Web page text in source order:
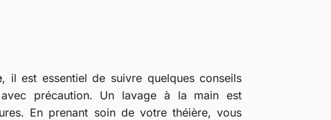
, il est essentiel de suivre quelques conseils
précaution. Un lavage à la main est
En prenant soin de votre théière, vous